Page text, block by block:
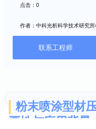
点击：0
作者：中科光析科学技术研究
联系工程师
粉末喷涂型材
要性与应用背景